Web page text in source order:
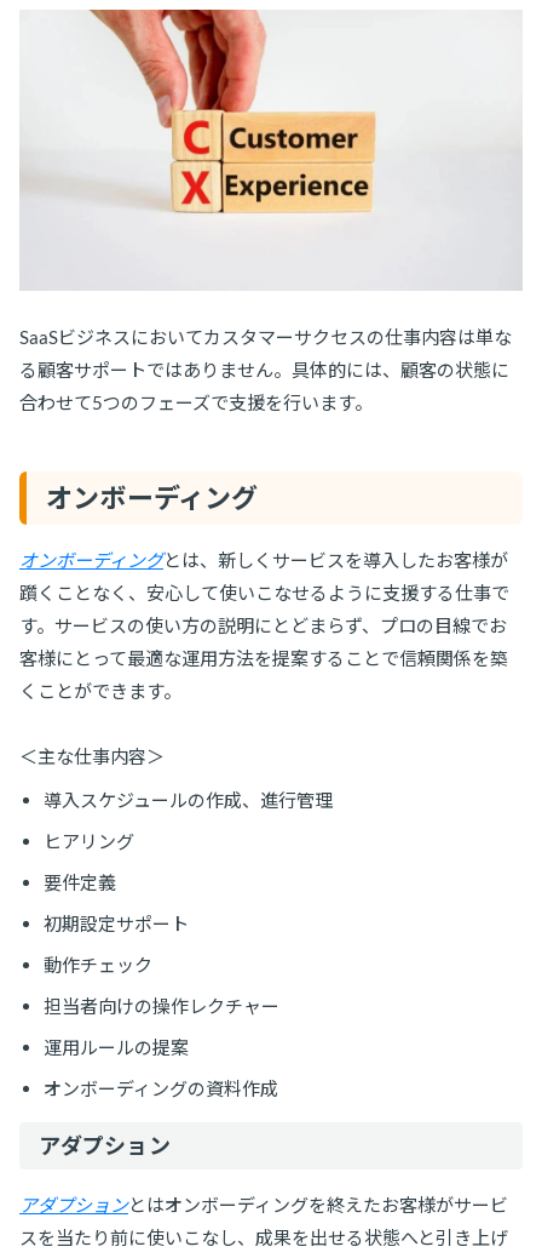
SaaSビジネスにおいてカスタマーサクセスの仕事内容は単な
る顧客サポートではありません。具体的には、顧客の状態に
合わせて5つのフェーズで支援を行います。
オンボーディング
オンボーディングとは、新しくサービスを導入したお客様が
躓くことなく、安心して使いこなせるように支援する仕事で
す。サービスの使い方の説明にとどまらず、プロの目線でお
客様にとって最適な運用方法を提案することで信頼関係を築
くことができます。
＜主な仕事内容＞
導入スケジュールの作成、進行管理
ヒアリング
要件定義
初期設定サポート
動作チェック
担当者向けの操作レクチャー
運用ルールの提案
オンボーディングの資料作成
アダプション
アダプションとはオンボーディングを終えたお客様がサービ
スを当たり前に使いこなし、成果を出せる状態へと引き上げ